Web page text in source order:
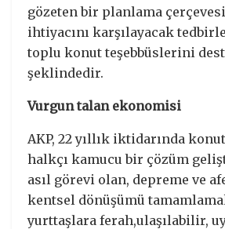
gözeten bir planlama
ihtiyacını karşılayacak
toplu konut teşebbüslerini
şeklindedir.
Vurgun talan ekonomisi
AKP, 22 yıllık iktidarında
halkçı kamucu bir çözüm
asıl görevi olan, depreme ve
kentsel dönüşümü
yurttaşlara ferah,ulaşılabilir,